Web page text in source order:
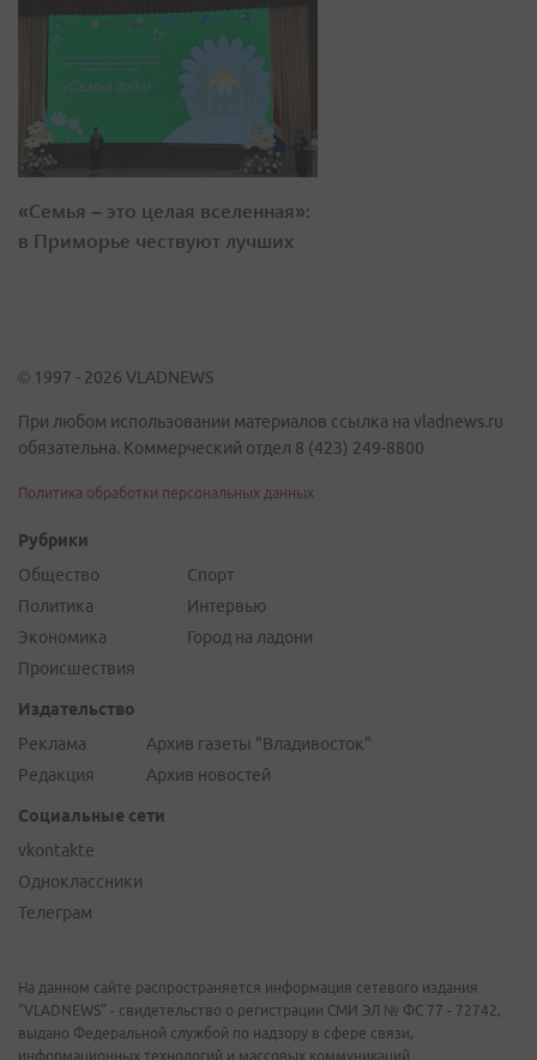
«Семья – это целая вселенная»:
в Приморье чествуют лучших
© 1997 - 2026 VLADNEWS
При любом использовании материалов ссылка на vladnews.ru
обязательна. Коммерческий отдел 8 (423) 249-8800
Политика обработки персональных данных
Рубрики
Общество
Политика
Экономика
Происшествия
Спорт
Интервью
Город на ладони
Издательство
Реклама
Редакция
Архив газеты "Владивосток"
Архив новостей
Социальные сети
vkontakte
Одноклассники
Телеграм
На данном сайте распространяется информация сетевого издания
"VLADNEWS" - свидетельство о регистрации СМИ ЭЛ № ФС 77 - 72742,
выдано Федеральной службой по надзору в сфере связи,
информационных технологий и массовых коммуникаций